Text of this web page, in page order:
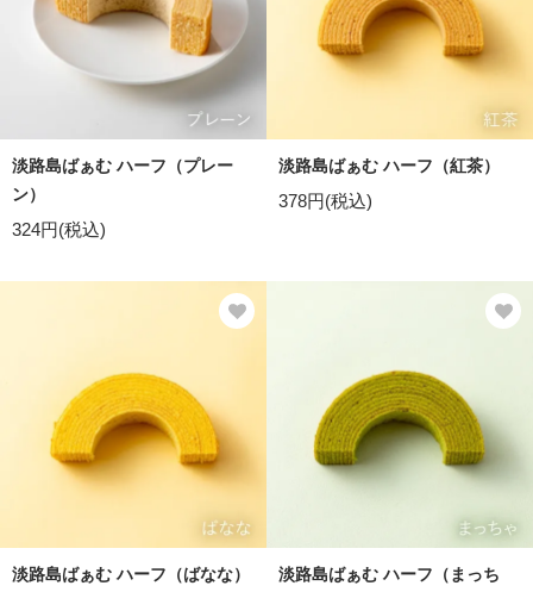
淡路島ばぁむ ハーフ（プレー
ン）
324円(税込)
淡路島ばぁむ ハーフ（紅茶）
378円(税込)
淡路島ばぁむ ハーフ（ばなな）
淡路島ばぁむ ハーフ（まっち